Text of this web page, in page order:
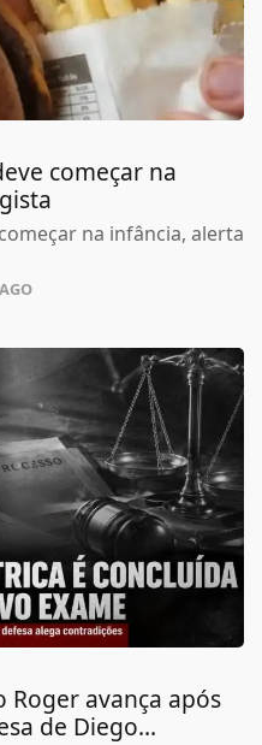
começar na
na infância, alerta
Roger avança após
de Diego...